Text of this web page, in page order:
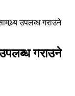
उपलब्ध गराउने
गराउने